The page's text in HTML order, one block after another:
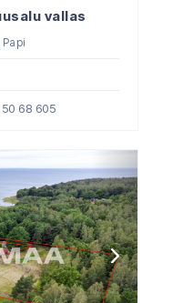
vallas
68 605